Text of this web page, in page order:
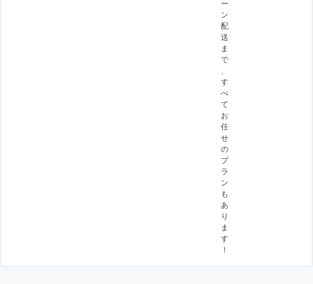
ー
ン
配
送
ま
で
す
べ
て
お
任
せ
の
プ
ラ
ン
も
あ
り
ま
す
！